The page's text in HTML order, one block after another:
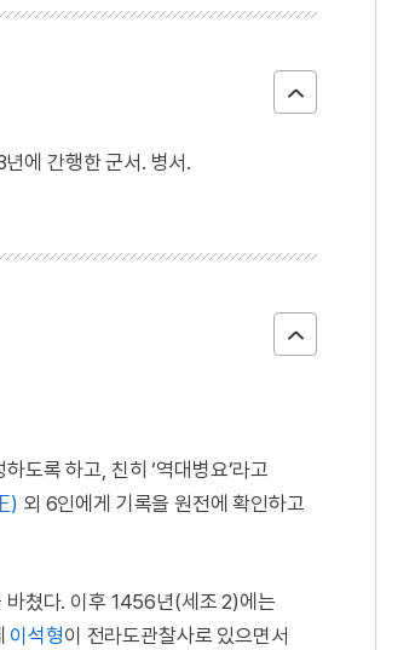
에 간행한 군서. 병서.
도록 하고, 친히 ‘역대병요’라고
) 외 6인에게 기록을 원전에 확인하고
바쳤다. 이후 1456년(세조 2)에는
이석형이 전라도관찰사로 있으면서